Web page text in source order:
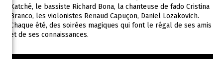
Katché, le bassiste Richard Bona, la chanteuse de fado Cristina
Branco, les violonistes Renaud Capuçon, Daniel Lozakovich.
Chaque été, des soirées magiques qui font le régal de ses amis
et de ses connaissances.